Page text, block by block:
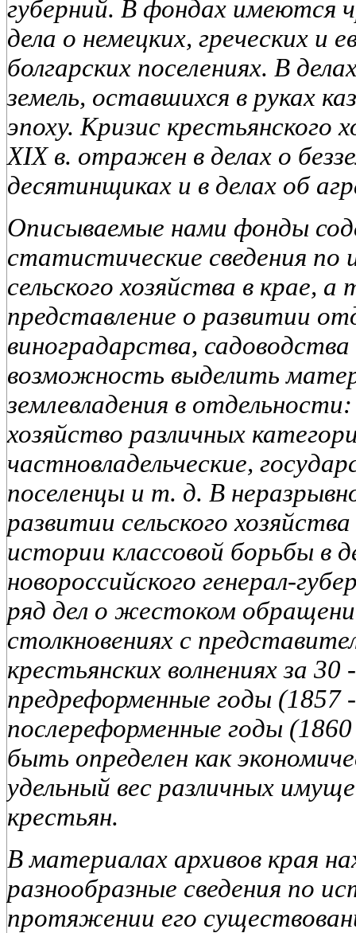
губерний. В фондах имеются
дела о немецких, греческих и
болгарских поселениях. В
земель, оставшихся в руках
эпоху. Кризис крестьянского
XIX в. отражен в делах о
десятинщиках и в делах об
Описываемые нами фонды
статистические сведения по
сельского хозяйства в крае,
представление о развитии
виноградарства,
возможность выделить
землевладения в
хозяйство различных
частновладельческие,
поселенцы и т. д. В
развитии сельского
истории классовой борьбы в
новороссийского генерал-
ряд дел о жестоком
столкновениях с
крестьянских волнениях за 30
предреформенные годы (1857
послереформенные годы
быть определен как
удельный вес различных
крестьян.
В материалах архивов края
разнообразные сведения по
протяжении его